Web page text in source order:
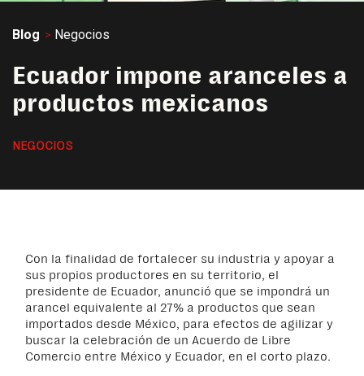
Blog Negocios
Ecuador impone aranceles a
productos mexicanos
NEGOCIOS
Con la finalidad de fortalecer su industria y apoyar a
sus propios productores en su territorio, el
presidente de Ecuador, anunció que se impondrá un
arancel equivalente al 27% a productos que sean
importados desde México, para efectos de agilizar y
buscar la celebración de un Acuerdo de Libre
Comercio entre México y Ecuador, en el corto plazo.